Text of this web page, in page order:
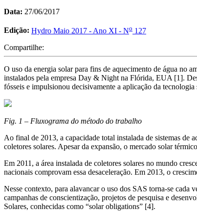
Data: 27/06/2017
Edição: Hydro Maio 2017 - Ano XI - No 127
Compartilhe:
O uso da energia solar para fins de aquecimento de água no
instalados pela empresa Day & Night na Flórida, EUA [1].
fósseis e impulsionou decisivamente a aplicação da
Fig. 1 – Fluxograma do método do trabalho
Ao final de 2013, a capacidade total instalada de sistemas de
coletores solares. Apesar da expansão, o mercado solar
Em 2011, a área instalada de coletores solares no mundo
nacionais comprovam essa desaceleração. Em 2013, o
Nesse contexto, para alavancar o uso dos SAS torna-se cada
campanhas de conscientização, projetos de pesquisa e
Solares, conhecidas como “solar obligations” [4].